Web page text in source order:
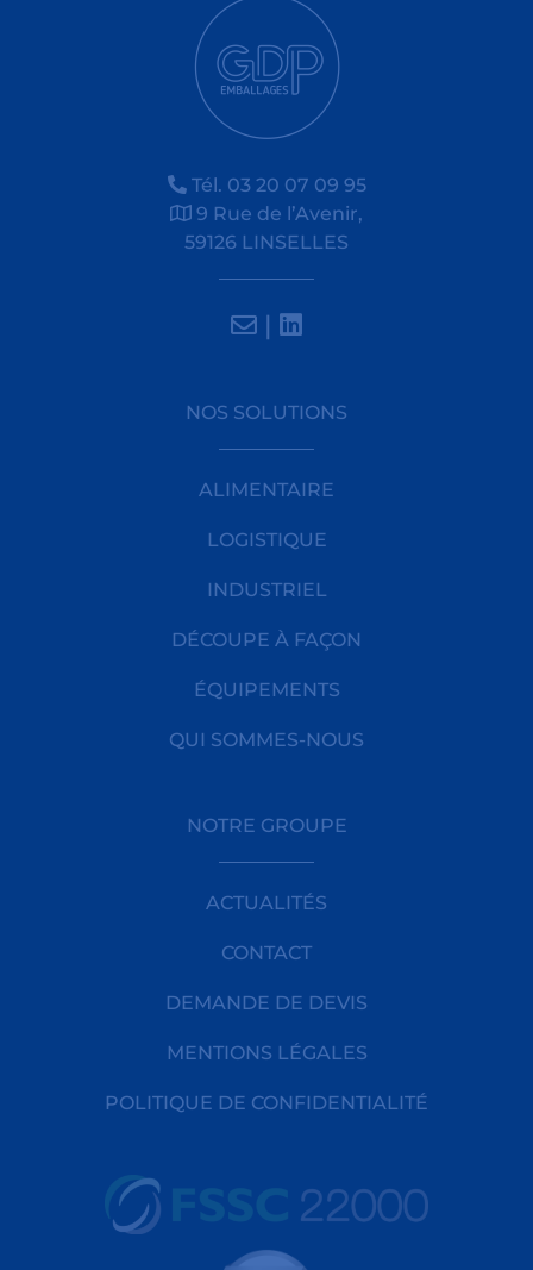
Tél. 03 20 07 09 95
9 Rue de l’Avenir,
59126 LINSELLES
|
NOS SOLUTIONS
ALIMENTAIRE
LOGISTIQUE
INDUSTRIEL
DÉCOUPE À FAÇON
ÉQUIPEMENTS
QUI SOMMES-NOUS
NOTRE GROUPE
ACTUALITÉS
CONTACT
DEMANDE DE DEVIS
MENTIONS LÉGALES
POLITIQUE DE CONFIDENTIALITÉ